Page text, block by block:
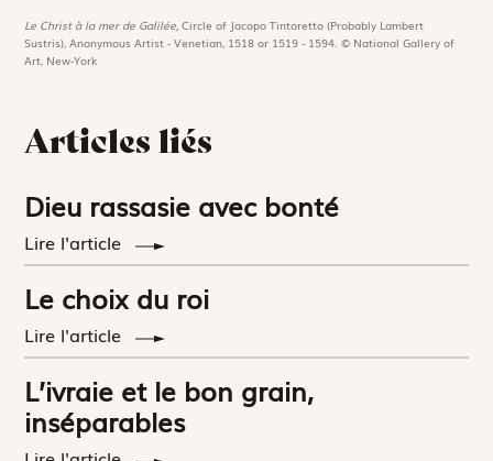
Le Christ à la mer de Galilée,Circle of Jacopo Tintoretto (Probably Lambert
Sustris), Anonymous Artist - Venetian, 1518 or 1519 - 1594. © National Gallery of
Art, New-York
Articles liés
Dieu rassasie avec bonté
Lire l'article
Le choix du roi
Lire l'article
L’ivraie et le bon grain,
inséparables